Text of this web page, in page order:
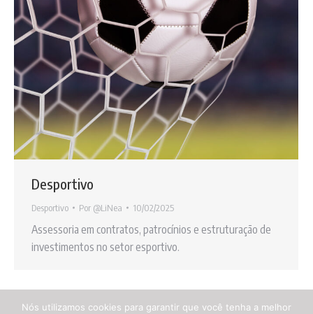
Desportivo
Desportivo Por @LiNea 10/02/2025
Assessoria em contratos, patrocínios e estruturação de
investimentos no setor esportivo.
Nós utilizamos cookies para garantir que você tenha a melhor